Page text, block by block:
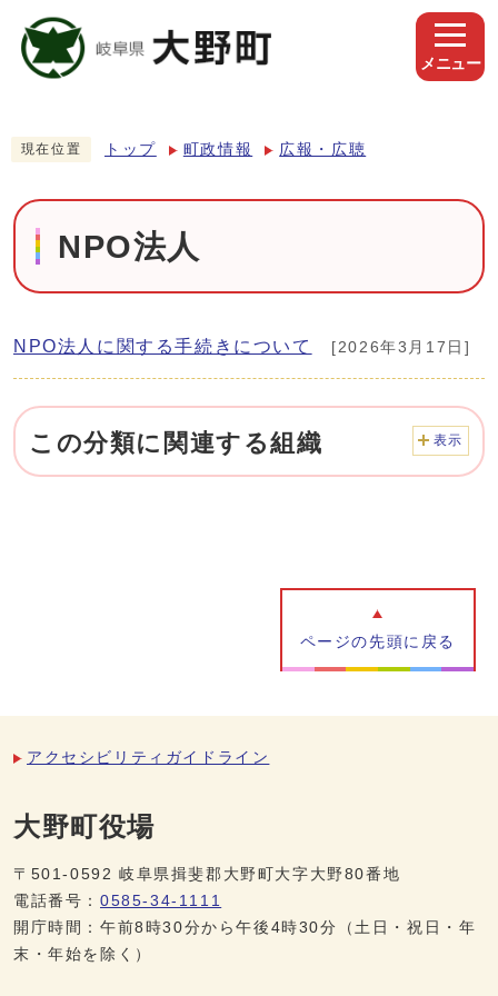
メニュー
現在位置 トップ 町政情報 広報・広聴
NPO法人
NPO法人に関する手続きについて [2026年3月17日]
この分類に関連する組織 表示
ページの先頭に戻る
アクセシビリティガイドライン
大野町役場
〒501-0592 岐阜県揖斐郡大野町大字大野80番地
電話番号： 0585-34-1111
開庁時間：午前8時30分から午後4時30分（土日・祝日・年
末・年始を除く）